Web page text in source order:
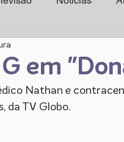
em
Nathan e
da TV Globo.